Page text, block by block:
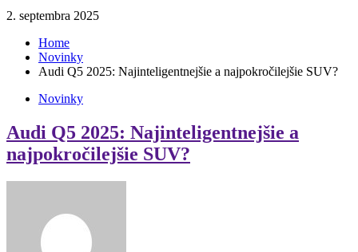
2. septembra 2025
Home
Novinky
Audi Q5 2025: Najinteligentnejšie a najpokročilejšie SUV?
Novinky
Audi Q5 2025: Najinteligentnejšie a
najpokročilejšie SUV?